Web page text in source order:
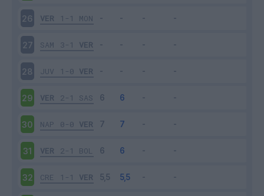
26 VER 1-1 MON
27 SAM 3-1 VER
28 JUV 1-0 VER
29 VER 2-1 SAS
30 NAP 0-0 VER
31 VER 2-1 BOL
32 CRE 1-1 VER